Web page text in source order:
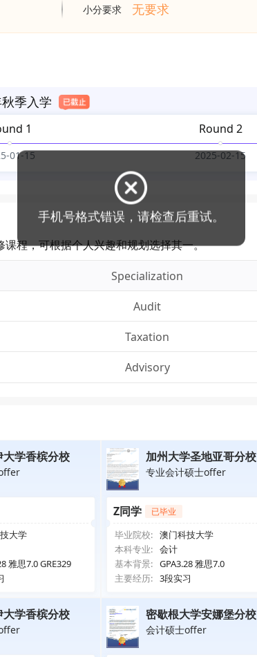
小分要求 无要求
季入学
1
01-15
Round 2
2025-02-15
程，可根据个人兴趣和规划选择其一。
Specialization
Audit
Taxation
Advisory
大学香槟分校
大学
GPA3.28 雅思7.0 GRE329
加州大学圣地亚哥分校
专业会计硕士offer
Z同学 已毕业
毕业院校: 澳门科技大学
本科专业: 会计
基本背景: GPA3.28 雅思7.0
主要经历: 3段实习
大学香槟分校 密歇根大学安娜堡分校
会计硕士offer